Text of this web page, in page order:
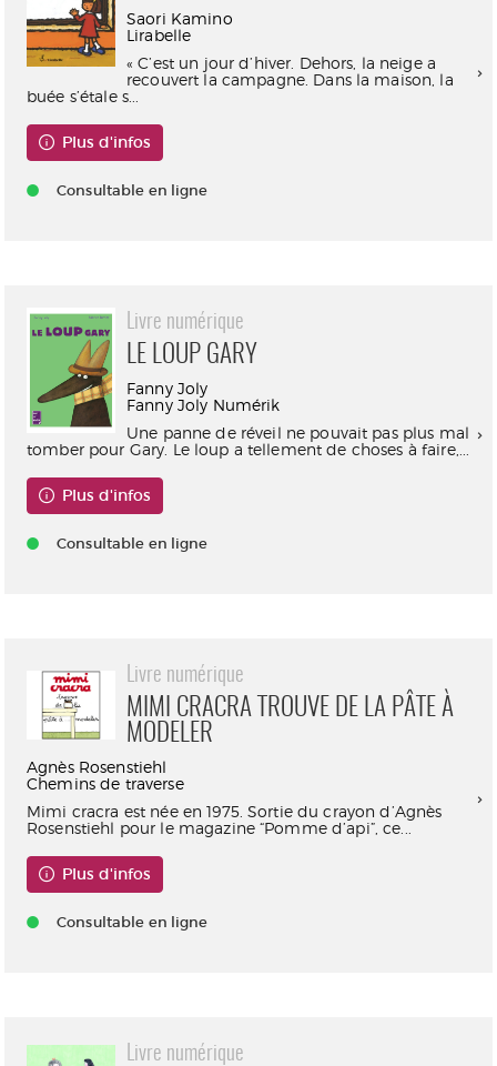
Saori Kamino
Lirabelle
« C’est un jour d’hiver. Dehors, la neige a
recouvert la campagne. Dans la maison, la
buée s’étale s...
Plus d'infos
Consultable en ligne
Livre numérique
LE LOUP GARY
Fanny Joly
Fanny Joly Numérik
Une panne de réveil ne pouvait pas plus mal
tomber pour Gary. Le loup a tellement de choses à faire,...
Plus d'infos
Consultable en ligne
Livre numérique
MIMI CRACRA TROUVE DE LA PÂTE À
MODELER
Agnès Rosenstiehl
Chemins de traverse
Mimi cracra est née en 1975. Sortie du crayon d’Agnès
Rosenstiehl pour le magazine “Pomme d’api”, ce...
Plus d'infos
Consultable en ligne
Livre numérique